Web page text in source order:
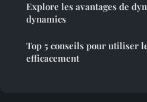
Explore les avantages de
dynamics
Top 5 conseils pour utiliser
efficacement